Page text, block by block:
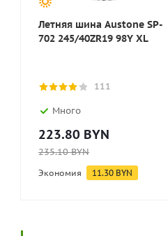
Летняя шина Austone SP-
702 245/40ZR19 98Y XL
111
Много
223.80 BYN
235.10BYN
Экономия 11.30 BYN